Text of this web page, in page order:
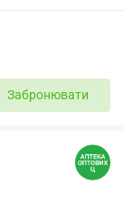
Забронювати